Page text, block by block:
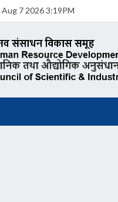
Aug 7 2026 3:19PM